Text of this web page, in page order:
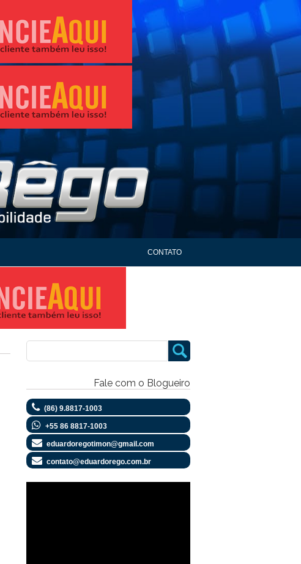
CONTATO
Fale com o Blogueiro
(86) 9.8817-1003
+55 86 8817-1003
eduardoregotimon@gmail.com
contato@eduardorego.com.br